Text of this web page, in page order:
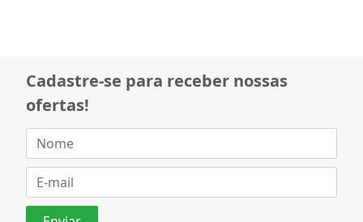
Cadastre-se para receber nossas
ofertas!